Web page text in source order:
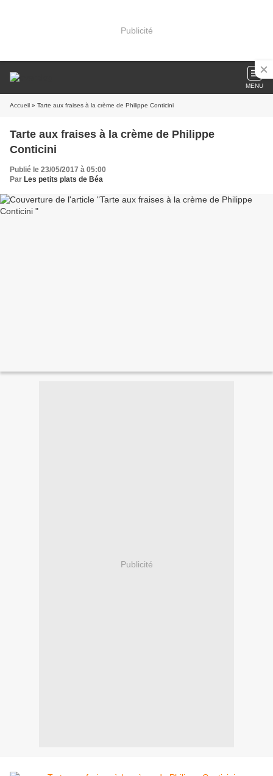
Publicité
MENU
Accueil » Tarte aux fraises à la crème de Philippe Conticini
Tarte aux fraises à la crème de Philippe
Conticini
Publié le 23/05/2017 à 05:00
Par Les petits plats de Béa
Publicité